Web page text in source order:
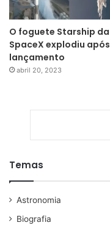
O foguete Starship da
SpaceX explodiu após
lançamento
abril 20, 2023
Temas
Astronomia
Biografia